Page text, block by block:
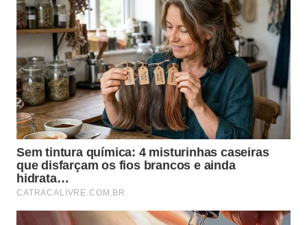
O herbicida natural virou alternativa popular para controlar
o mato entre pisos. Os resultados chamam atenção de
quem cuida do quintal. -Imagem gerada por inteligência
artificial
Como aplicar o herbicida natural
com segurança e bons resultados?
Mesmo preparado com itens domésticos, esse tipo
de mistura exige cuidado, pois o sal pode acumular-
se no solo e o vinagre pode aumentar a acidez